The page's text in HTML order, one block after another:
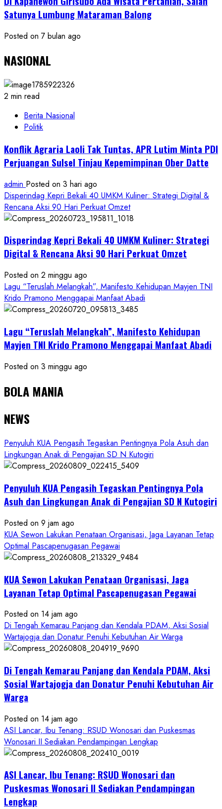
Satunya Lumbung Mataraman Balong
Posted on 7 bulan ago
NASIONAL
2 min read
Berita Nasional
Politik
Konflik Agraria Laoli Tak Tuntas, APR Lutim Minta PDI
Perjuangan Sulsel Tinjau Kepemimpinan Ober Datte
admin Posted on 3 hari ago
Disperindag Kepri Bekali 40 UMKM Kuliner: Strategi Digital &
Rencana Aksi 90 Hari Perkuat Omzet
Disperindag Kepri Bekali 40 UMKM Kuliner: Strategi
Digital & Rencana Aksi 90 Hari Perkuat Omzet
Posted on 2 minggu ago
Lagu “Teruslah Melangkah”, Manifesto Kehidupan Mayjen TNI
Krido Pramono Menggapai Manfaat Abadi
Lagu “Teruslah Melangkah”, Manifesto Kehidupan
Mayjen TNI Krido Pramono Menggapai Manfaat Abadi
Posted on 3 minggu ago
BOLA MANIA
NEWS
Penyuluh KUA Pengasih Tegaskan Pentingnya Pola Asuh dan
Lingkungan Anak di Pengajian SD N Kutogiri
Penyuluh KUA Pengasih Tegaskan Pentingnya Pola
Asuh dan Lingkungan Anak di Pengajian SD N Kutogiri
Posted on 9 jam ago
KUA Sewon Lakukan Penataan Organisasi, Jaga Layanan Tetap
Optimal Pascapenugasan Pegawai
KUA Sewon Lakukan Penataan Organisasi, Jaga
Layanan Tetap Optimal Pascapenugasan Pegawai
Posted on 14 jam ago
Di Tengah Kemarau Panjang dan Kendala PDAM, Aksi Sosial
Wartajogja dan Donatur Penuhi Kebutuhan Air Warga
Di Tengah Kemarau Panjang dan Kendala PDAM, Aksi
Sosial Wartajogja dan Donatur Penuhi Kebutuhan Air
Warga
Posted on 14 jam ago
ASI Lancar, Ibu Tenang: RSUD Wonosari dan Puskesmas
Wonosari II Sediakan Pendampingan Lengkap
ASI Lancar, Ibu Tenang: RSUD Wonosari dan
Puskesmas Wonosari II Sediakan Pendampingan
Lengkap